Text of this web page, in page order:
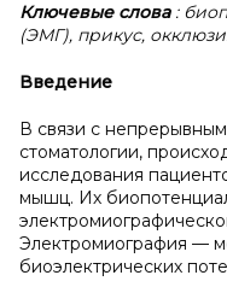
Ключевые слова :
(ЭМГ), прикус,
Введение
В связи с
стоматологии,
исследования
мышц. Их
Электромиография —
биоэлектрических